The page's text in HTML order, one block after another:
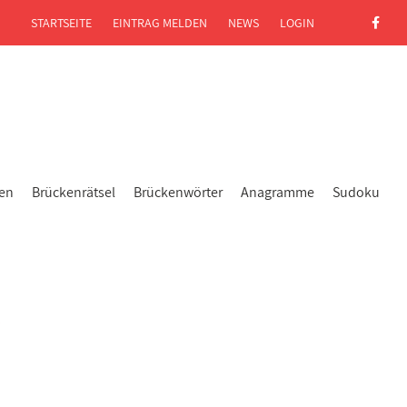
Brückenrätsel Brückenwörter Anagramme Sudoku
STARTSEITE EINTRAG MELDEN NEWS LOGIN